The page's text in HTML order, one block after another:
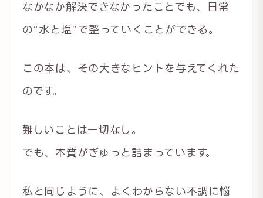
なかなか解決できなかったことでも、日常
の“水と塩”で整っていくことができる。
この本は、その大きなヒントを与えてくれた
のです。
難しいことは一切なし。
でも、本質がぎゅっと詰まっています。
私と同じように、よくわからない不調に悩